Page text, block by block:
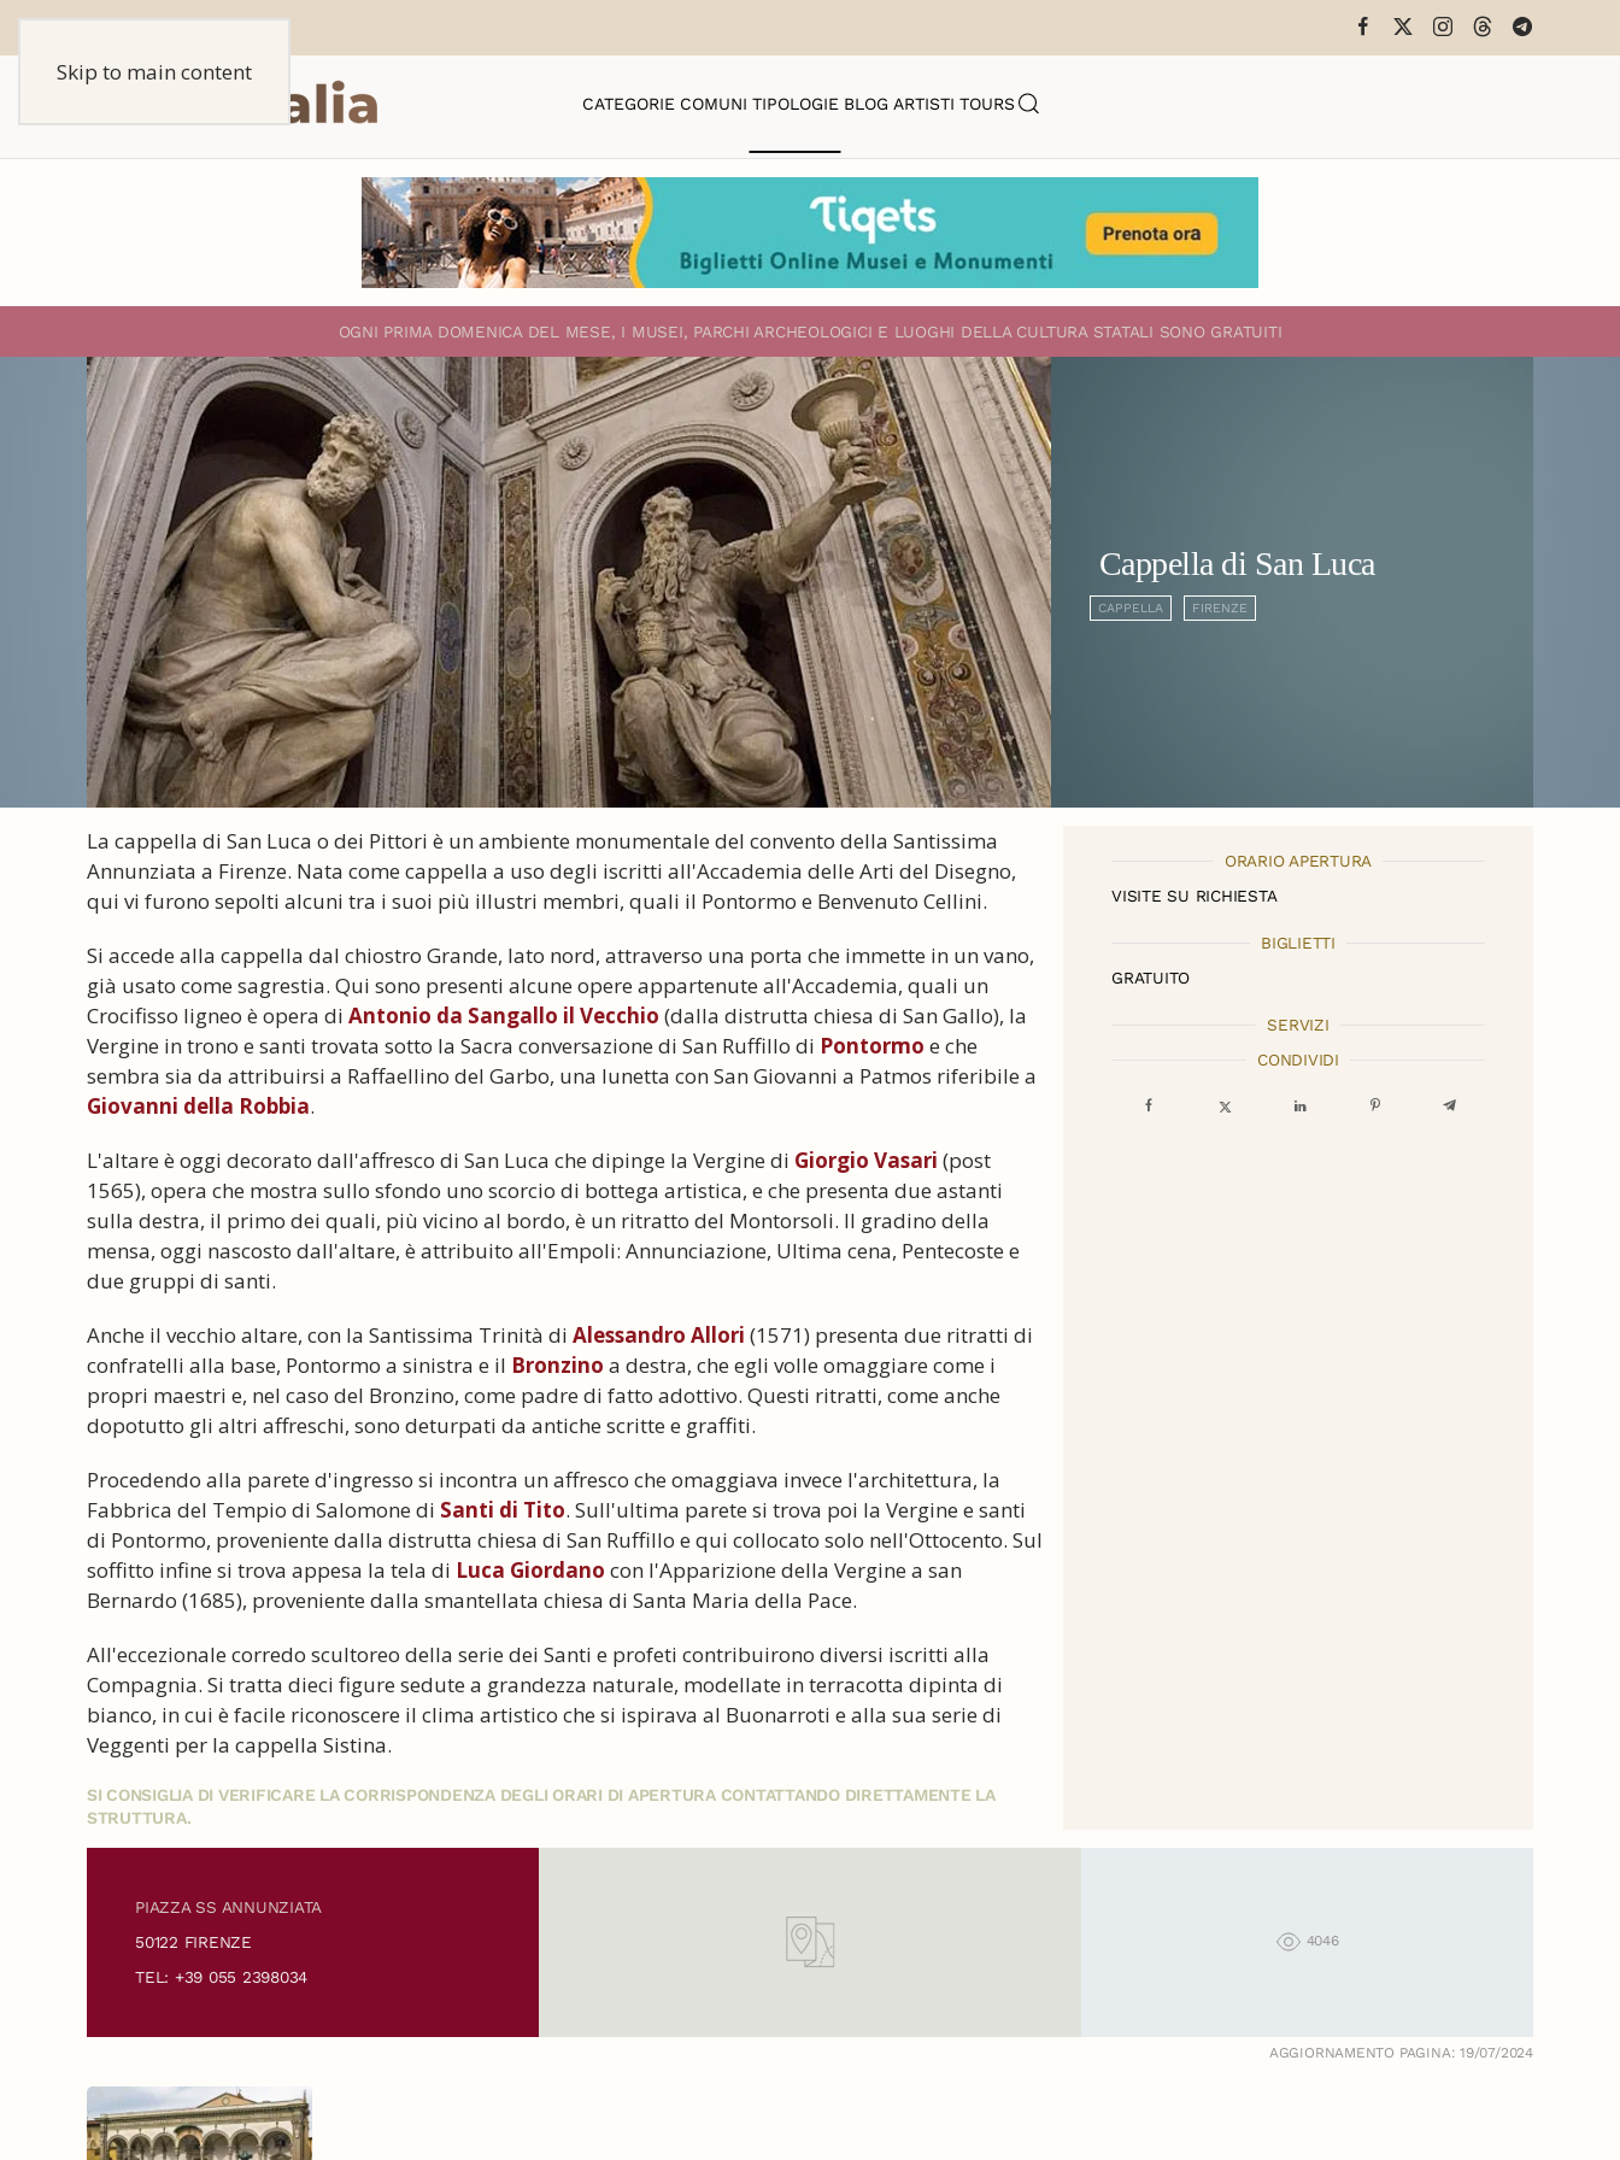
Skip to main content
CATEGORIE COMUNI TIPOLOGIE BLOG ARTISTI TOURS
OGNI PRIMA DOMENICA DEL MESE, I MUSEI, PARCHI ARCHEOLOGICI E LUOGHI DELLA CULTURA STATALI SONO GRATUITI
Cappella di San Luca
CAPPELLA FIRENZE
La cappella di San Luca o dei Pittori è un ambiente monumentale del convento della Santissima
Annunziata a Firenze. Nata come cappella a uso degli iscritti all'Accademia delle Arti del Disegno,
qui vi furono sepolti alcuni tra i suoi più illustri membri, quali il Pontormo e Benvenuto Cellini.
Si accede alla cappella dal chiostro Grande, lato nord, attraverso una porta che immette in un vano,
già usato come sagrestia. Qui sono presenti alcune opere appartenute all'Accademia, quali un
Crocifisso ligneo è opera di Antonio da Sangallo il Vecchio (dalla distrutta chiesa di San Gallo), la
Vergine in trono e santi trovata sotto la Sacra conversazione di San Ruffillo di Pontormo e che
sembra sia da attribuirsi a Raffaellino del Garbo, una lunetta con San Giovanni a Patmos riferibile a
Giovanni della Robbia.
L'altare è oggi decorato dall'affresco di San Luca che dipinge la Vergine di Giorgio Vasari (post
1565), opera che mostra sullo sfondo uno scorcio di bottega artistica, e che presenta due astanti
sulla destra, il primo dei quali, più vicino al bordo, è un ritratto del Montorsoli. Il gradino della
mensa, oggi nascosto dall'altare, è attribuito all'Empoli: Annunciazione, Ultima cena, Pentecoste e
due gruppi di santi.
Anche il vecchio altare, con la Santissima Trinità di Alessandro Allori (1571) presenta due ritratti di
confratelli alla base, Pontormo a sinistra e il Bronzino a destra, che egli volle omaggiare come i
propri maestri e, nel caso del Bronzino, come padre di fatto adottivo. Questi ritratti, come anche
dopotutto gli altri affreschi, sono deturpati da antiche scritte e graffiti.
Procedendo alla parete d'ingresso si incontra un affresco che omaggiava invece l'architettura, la
Fabbrica del Tempio di Salomone di Santi di Tito. Sull'ultima parete si trova poi la Vergine e santi
di Pontormo, proveniente dalla distrutta chiesa di San Ruffillo e qui collocato solo nell'Ottocento. Sul
soffitto infine si trova appesa la tela di Luca Giordano con l'Apparizione della Vergine a san
Bernardo (1685), proveniente dalla smantellata chiesa di Santa Maria della Pace.
All'eccezionale corredo scultoreo della serie dei Santi e profeti contribuirono diversi iscritti alla
Compagnia. Si tratta dieci figure sedute a grandezza naturale, modellate in terracotta dipinta di
bianco, in cui è facile riconoscere il clima artistico che si ispirava al Buonarroti e alla sua serie di
Veggenti per la cappella Sistina.
SI CONSIGLIA DI VERIFICARE LA CORRISPONDENZA DEGLI ORARI DI APERTURA CONTATTANDO DIRETTAMENTE LA
STRUTTURA.
ORARIO APERTURA
VISITE SU RICHIESTA
BIGLIETTI
GRATUITO
SERVIZI
CONDIVIDI
PIAZZA SS ANNUNZIATA
50122 FIRENZE
TEL: +39 055 2398034
4046
AGGIORNAMENTO PAGINA: 19/07/2024